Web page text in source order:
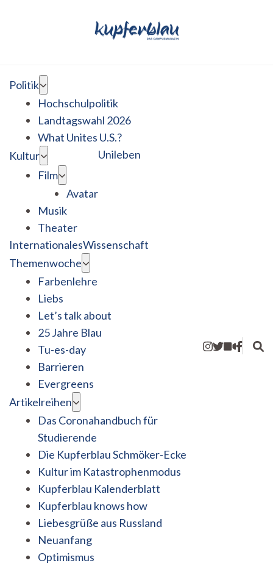
Politik
Hochschulpolitik
Landtagswahl 2026
What Unites U.S.?
Kultur
Film
Avatar
Musik
Theater
Unileben
InternationalesWissenschaft
Themenwoche
Farbenlehre
Liebs
Let’s talk about
25 Jahre Blau
Tu-es-day
Barrieren
Evergreens
Artikelreihen
Das Coronahandbuch für
Studierende
Die Kupferblau Schmöker-Ecke
Kultur im Katastrophenmodus
Kupferblau Kalenderblatt
Kupferblau knows how
Liebesgrüße aus Russland
Neuanfang
Optimismus